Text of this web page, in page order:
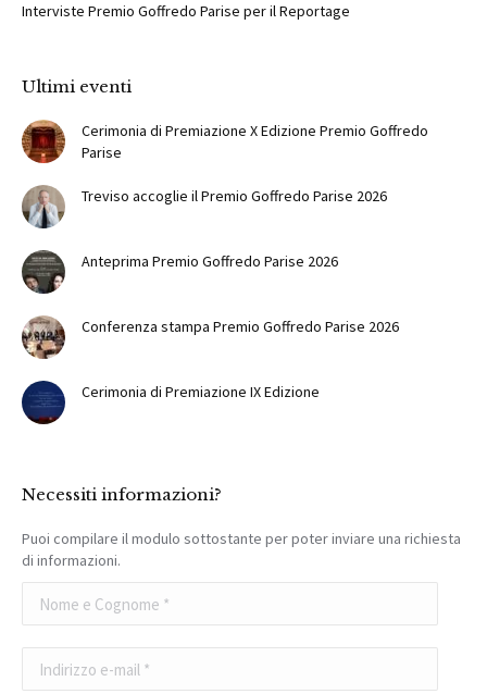
Interviste Premio Goffredo Parise per il Reportage
Ultimi eventi
Cerimonia di Premiazione X Edizione Premio Goffredo
Parise
Treviso accoglie il Premio Goffredo Parise 2026
Anteprima Premio Goffredo Parise 2026
Conferenza stampa Premio Goffredo Parise 2026
Cerimonia di Premiazione IX Edizione
Necessiti informazioni?
Puoi compilare il modulo sottostante per poter inviare una richiesta
di informazioni.